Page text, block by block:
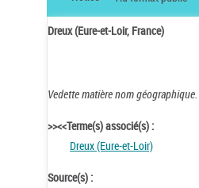
Dreux (Eure-et-Loir, France)
Vedette matière nom géographique.
>><<Terme(s) associé(s) :
Dreux (Eure-et-Loir)
Source(s) :